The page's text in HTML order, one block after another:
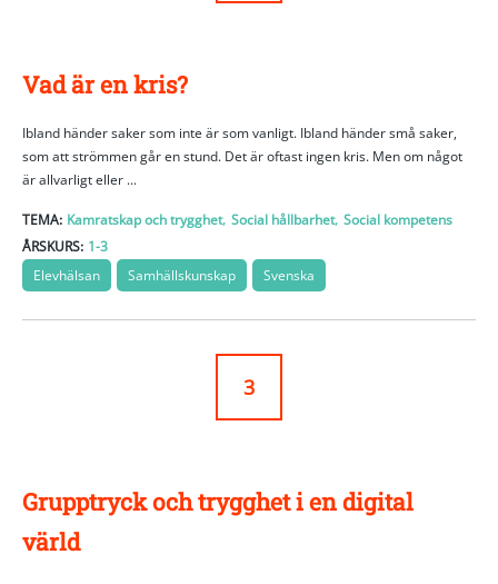
Vad är en kris?
Ibland händer saker som inte är som vanligt. Ibland händer små saker,
som att strömmen går en stund. Det är oftast ingen kris. Men om något
är allvarligt eller ...
TEMA: Kamratskap och trygghet, Social hållbarhet, Social kompetens
ÅRSKURS: 1-3
Elevhälsan
Samhällskunskap Svenska
3
Grupptryck och trygghet i en digital
värld